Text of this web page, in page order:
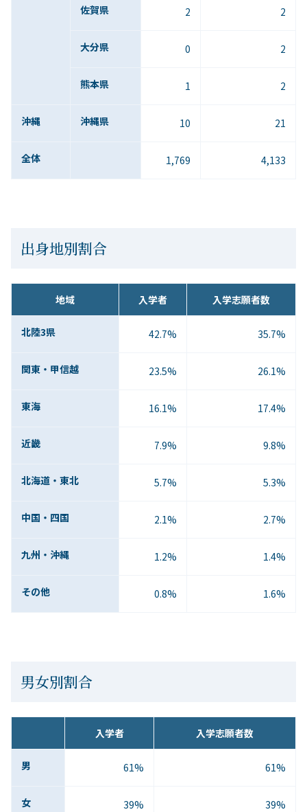
佐賀県 2 2
大分県 0 2
熊本県 1 2
沖縄 沖縄県 10 21
全体 1,769 4,133
出身地別割合
地域 入学者 入学志願者数
北陸3県 42.7% 35.7%
関東・甲信越 23.5% 26.1%
東海 16.1% 17.4%
近畿 7.9% 9.8%
北海道・東北 5.7% 5.3%
中国・四国 2.1% 2.7%
九州・沖縄 1.2% 1.4%
その他 0.8% 1.6%
男女別割合
入学者 入学志願者数
男 61% 61%
女 39% 39%